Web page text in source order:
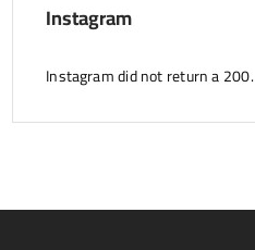
Instagram
Instagram did not return a 200.